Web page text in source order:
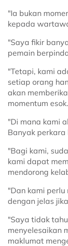
"Ia bukan
kepada
"Saya fikir
pemain
"Tetapi, kami
setiap orang
akan
momentum esok.
"Di mana kami
Banyak
"Bagi kami,
kami dapat
mendorong
"Dan kami
dengan jelas
"Saya tidak
menyelesaikan
maklumat